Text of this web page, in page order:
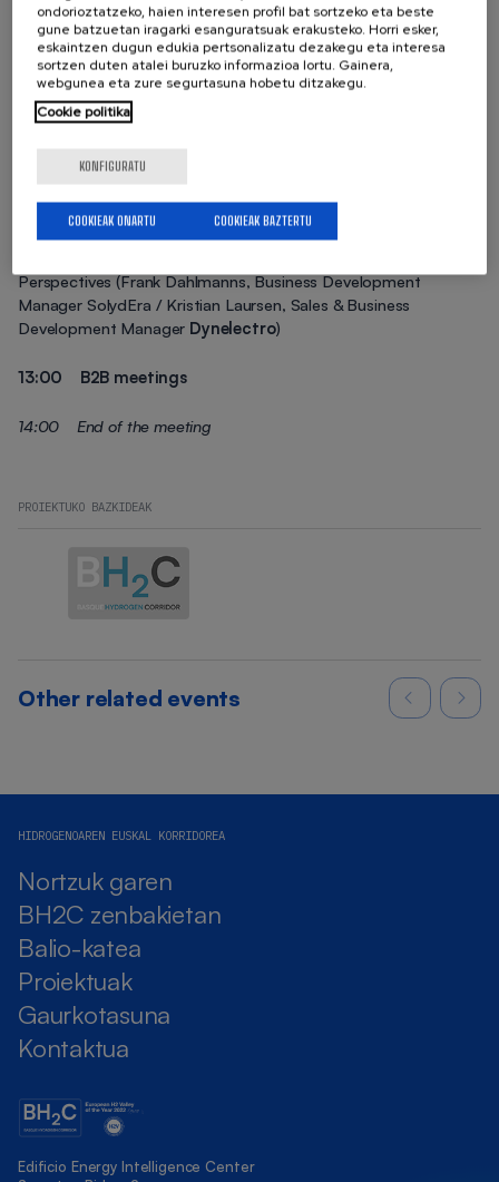
10:45 Coffe-networking
11:15 Thyssenkrup nucera’s water electrolysis portfolio (Jens
Kuhlmann, Senior Business Development
ManagerThyssenkrup Nucera
11:45 Power to Hydrogen delivering AEM electrolysis at scale
(Juan Manuel Lopez Gallego, Director of Sales &
OperationsPower to Hydrogen)
Perspectives (Frank Dahlmanns, Business Development
Manager SolydEra / Kristian Laursen, Sales & Business
Development Manager Dynelectro)
13:00 B2B meetings
14:00 End of the meeting
PROIEKTUKO BAZKIDEAK
Other related events
Edificio Energy Intelligence Center
HIDROGENOAREN EUSKAL KORRIDOREA
Nortzuk garen
BH2C zenbakietan
Balio-katea
Proiektuak
Gaurkotasuna
Kontaktua
ondorioztatzeko, haien interesen profil bat sortzeko eta beste
gune batzuetan iragarki esanguratsuak erakusteko. Horri esker,
eskaintzen dugun edukia pertsonalizatu dezakegu eta interesa
sortzen duten atalei buruzko informazioa lortu. Gainera,
webgunea eta zure segurtasuna hobetu ditzakegu.
Cookie politika
KONFIGURATU
COOKIEAK BAZTERTU
COOKIEAK ONARTU